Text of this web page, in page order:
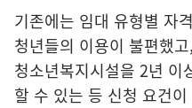
기존에는 임대 유형별 자
청년들의 이용이 불편했
청소년복지시설을 2년 이
할 수 있는 등 신청 요건